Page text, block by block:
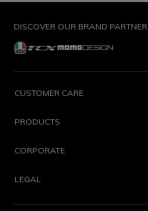
DISCOVER OUR BRAND PARTNER
CUSTOMER CARE
PRODUCTS
CORPORATE
LEGAL